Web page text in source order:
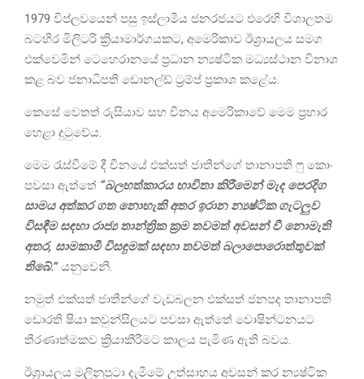
1979 විප්ලවයෙන් පසු ඉස්ලාමීය ජනරජයට එරෙහි විශාලතම
බටහිර මිලිටරි ක්‍රියාමාර්ගයකට, අමෙරිකාව ඊශ්‍රායලය සමග
එක්වෙමින් ටෙහෙරානයේ ප්‍රධාන න්‍යෂ්ටික මධ්‍යස්ථාන විනාශ
කළ බව ජනාධිපති ඩොනල්ඩ් ට්‍රම්ප් ප්‍රකාශ කළේය.
කෙසේ වෙතත් රුසියාව සහ චීනය අමෙරිකාවේ මෙම ප්‍රහාර
හෙළා දුටුවේය.
මෙම රැස්වීමේ දී චීනයේ එක්සත් ජාතීන්ගේ තානාපති ෆු කොං
පවසා ඇත්තේ “බලහත්කාරය භාවිතා කිරීමෙන් මැද පෙරදිග
සාමය අත්කර ගත නොහැකි අතර ඉරාන න්‍යෂ්ටික ගැටලුව
විසඳීම සඳහා රාජ්‍ය තාන්ත්‍රික ක්‍රම තවමත් අවසන් වී නොමැති
අතර, සාමකාමී විසඳුමක් සඳහා තවමත් බලාපොරොත්තුවක්
තිබේ.”යනුවෙනි.
නමුත් එක්සත් ජාතීන්ගේ වැඩබලන එක්සත් ජනපද තානාපති
ඩොරති ෂියා කවුන්සිලයට පවසා ඇත්තේ වොෂින්ටනයට
තීරණාත්මකව ක්‍රියාකිරීමට කාලය පැමිණ ඇති බවය.
ඊශ්‍රායලය මුලිනුපුටා දැමීමේ උත්සාහය අවසන් කර න්‍යෂ්ටික